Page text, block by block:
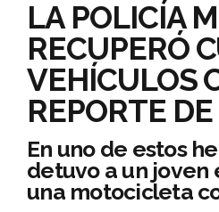
LA POLICÍA
RECUPERÓ
VEHÍCULOS
REPORTE
En uno de estos
detuvo a un joven
una motocicleta